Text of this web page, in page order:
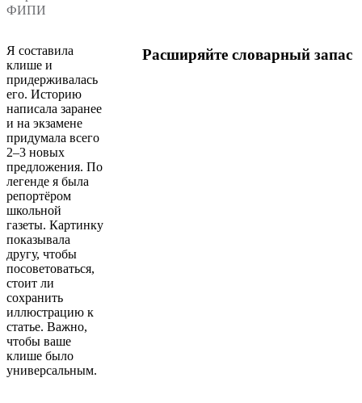
ФИПИ
Я составила
клише и
придерживалась
его. Историю
написала заранее
и на экзамене
придумала всего
2–3 новых
предложения. По
легенде я была
репортёром
школьной
газеты. Картинку
показывала
другу, чтобы
посоветоваться,
стоит ли
сохранить
иллюстрацию к
статье. Важно,
чтобы ваше
клише было
универсальным.
Расширяйте словарный запас